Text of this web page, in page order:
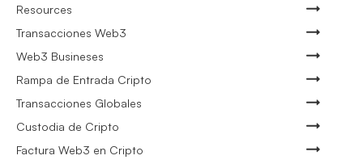
Resources
Transacciones Web3
Web3 Busineses
Rampa de Entrada Cripto
Transacciones Globales
Custodia de Cripto
Factura Web3 en Cripto